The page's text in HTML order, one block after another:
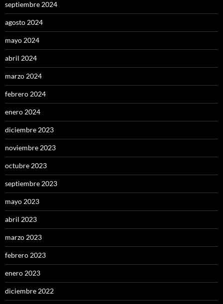
septiembre 2024
agosto 2024
mayo 2024
abril 2024
marzo 2024
febrero 2024
enero 2024
diciembre 2023
noviembre 2023
octubre 2023
septiembre 2023
mayo 2023
abril 2023
marzo 2023
febrero 2023
enero 2023
diciembre 2022